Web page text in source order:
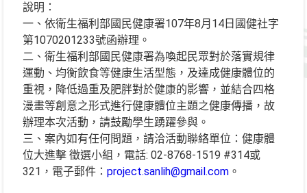
說明：
一、依衛生福利部國民健康署107年8月14日國健社字
第1070201233號函辦理。
二、衛生福利部國民健康署為喚起民眾對於落實規律
運動、均衡飲食等健康生活型態，及達成健康體位的
重視，降低過重及肥胖對於健康的影響，並結合四格
漫畫等創意之形式進行健康體位主題之健康傳播，故
辦理本次活動，請鼓勵學生踴躍參與。
三、案內如有任何問題，請洽活動聯絡單位：健康體
位大進擊 徵選小組，電話: 02-8768-1519 #314或
321，電子郵件： project.sanlih@gmail.com 。